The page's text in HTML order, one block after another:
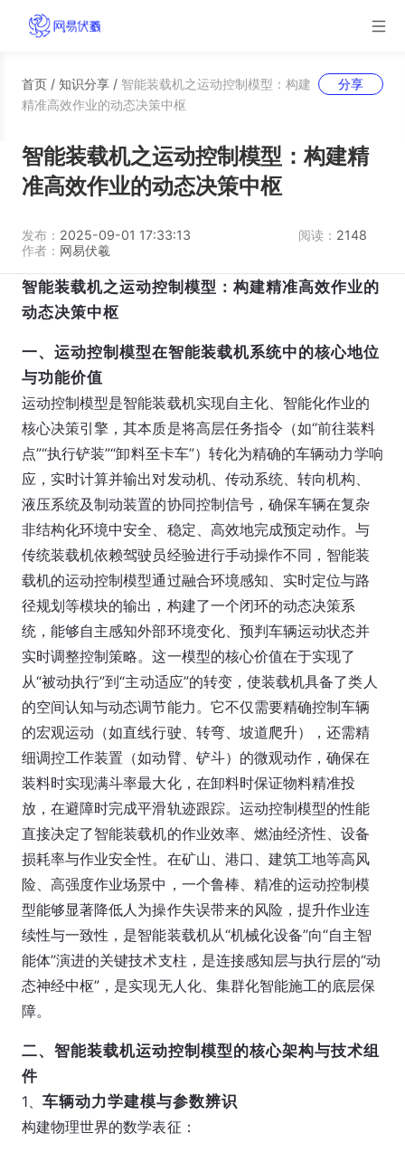
首页 / 知识分享 / 智能装载机之运动控制模型：构建
精准高效作业的动态决策中枢
分享
智能装载机之运动控制模型：构建精
准高效作业的动态决策中枢
发布： 2025-09-01 17:33:13 阅读： 2148
作者： 网易伏羲
智能装载机之运动控制模型：构建精准高效作业的
动态决策中枢
一、运动控制模型在智能装载机系统中的核心地位
与功能价值
运动控制模型是智能装载机实现自主化、智能化作业的
核心决策引擎，其本质是将高层任务指令（如“前往装料
点”“执行铲装”“卸料至卡车”）转化为精确的车辆动力学响
应，实时计算并输出对发动机、传动系统、转向机构、
液压系统及制动装置的协同控制信号，确保车辆在复杂
非结构化环境中安全、稳定、高效地完成预定动作。与
传统装载机依赖驾驶员经验进行手动操作不同，智能装
载机的运动控制模型通过融合环境感知、实时定位与路
径规划等模块的输出，构建了一个闭环的动态决策系
统，能够自主感知外部环境变化、预判车辆运动状态并
实时调整控制策略。这一模型的核心价值在于实现了
从“被动执行”到“主动适应”的转变，使装载机具备了类人
的空间认知与动态调节能力。它不仅需要精确控制车辆
的宏观运动（如直线行驶、转弯、坡道爬升），还需精
细调控工作装置（如动臂、铲斗）的微观动作，确保在
装料时实现满斗率最大化，在卸料时保证物料精准投
放，在避障时完成平滑轨迹跟踪。运动控制模型的性能
直接决定了智能装载机的作业效率、燃油经济性、设备
损耗率与作业安全性。在矿山、港口、建筑工地等高风
险、高强度作业场景中，一个鲁棒、精准的运动控制模
型能够显著降低人为操作失误带来的风险，提升作业连
续性与一致性，是智能装载机从“机械化设备”向“自主智
能体”演进的关键技术支柱，是连接感知层与执行层的“动
态神经中枢”，是实现无人化、集群化智能施工的底层保
障。
二、智能装载机运动控制模型的核心架构与技术组
件
1、车辆动力学建模与参数辨识
构建物理世界的数学表征：